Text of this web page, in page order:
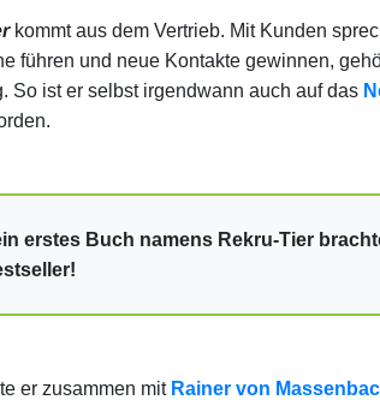
kommt aus dem Vertrieb. Mit Kunden
führen und neue Kontakte gewinnen,
So ist er selbst irgendwann auch auf das
erstes Buch namens Rekru-Tier
er zusammen mit Rainer von